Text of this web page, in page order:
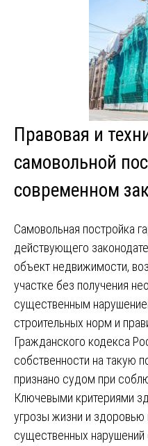
Правовая и
самовольной
современном
Самовольная постройка
действующего
объект недвижимости,
участке без получения
существенным
строительных норм и
Гражданского кодекса
собственности на такую
признано судом при
Ключевыми критериями
угрозы жизни и здоровью
существенных нарушений